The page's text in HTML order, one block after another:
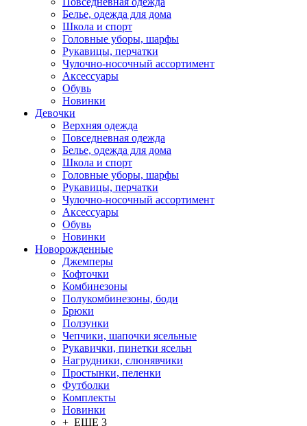
Белье, одежда для дома
Школа и спорт
Головные уборы, шарфы
Рукавицы, перчатки
Чулочно-носочный ассортимент
Аксессуары
Обувь
Новинки
Девочки
Верхняя одежда
Повседневная одежда
Белье, одежда для дома
Школа и спорт
Головные уборы, шарфы
Рукавицы, перчатки
Чулочно-носочный ассортимент
Аксессуары
Обувь
Новинки
Новорожденные
Джемперы
Кофточки
Комбинезоны
Полукомбинезоны, боди
Брюки
Ползунки
Чепчики, шапочки ясельные
Рукавички, пинетки ясельн
Нагрудники, слюнявчики
Простынки, пеленки
Футболки
Комплекты
Новинки
+ ЕЩЕ 3